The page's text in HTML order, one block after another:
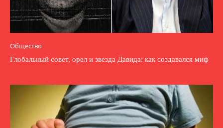
Общество
Глобальный совет, орел и звезда Давида: как создавался миф